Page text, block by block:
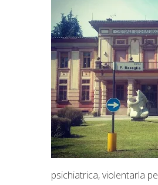
psichiatrica, violentarla